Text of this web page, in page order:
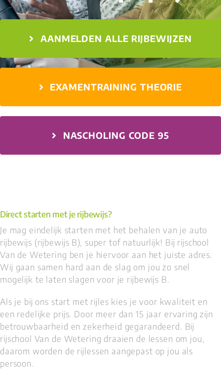
AANMELDEN ALLE RIJBEWIJZEN
EXAMENTRAINING THEORIE
NASCHOLING CODE 95
Direct starten met je rijbewijs?
Je mag eindelijk starten met het behalen van je auto
rijbewijs (rijbewijs B), super tof natuurlijk! Bij rijschool
Van de Wetering ben je hiervoor aan het juiste adres.
Wij gaan samen hard aan de slag om jou zo snel
mogelijk te laten slagen voor je rijbewijs B.
Als je bij ons start met rijles kies je voor kwaliteit en
een redelijke prijs. Door meer dan 15 jaar ervaring zijn
betrouwbaarheid en zekerheid gegarandeerd. Bij
rijschool Van de Wetering draaien de lessen om jou,
daarom worden de rijlessen aangepast op jou als
persoon.